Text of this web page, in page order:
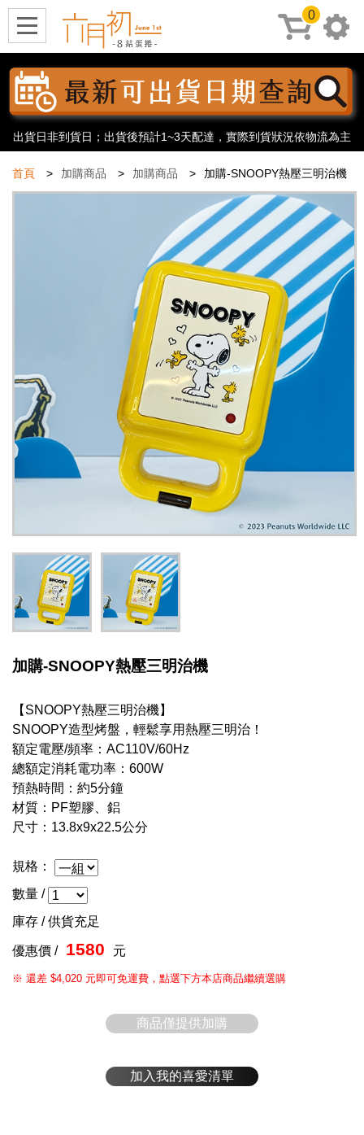
出貨日非到貨日；出貨後預計1~3天配達，實際到貨狀況依物流為主
首頁 加購商品 加購商品 加購-SNOOPY熱壓三明治機
加購-SNOOPY熱壓三明治機
【SNOOPY熱壓三明治機】
SNOOPY造型烤盤，輕鬆享用熱壓三明治！
額定電壓/頻率：AC110V/60Hz
總額定消耗電功率：600W
預熱時間：約5分鐘
材質：PF塑膠、鋁
尺寸：13.8x9x22.5公分
規格：
數量 /
庫存 /供貨充足
優惠價 / 1580 元
※ 還差 $4,020 元即可免運費，點選下方本店商品繼續選購
商品僅提供加購
加入我的喜愛清單
0